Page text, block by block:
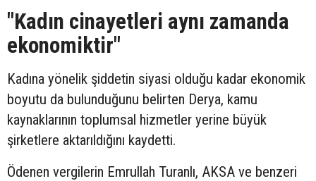
"Kadın cinayetleri aynı zamanda
ekonomiktir"
Kadına yönelik şiddetin siyasi olduğu kadar ekonomik
boyutu da bulunduğunu belirten Derya, kamu
kaynaklarının toplumsal hizmetler yerine büyük
şirketlere aktarıldığını kaydetti.
Ödenen vergilerin Emrullah Turanlı, AKSA ve benzeri